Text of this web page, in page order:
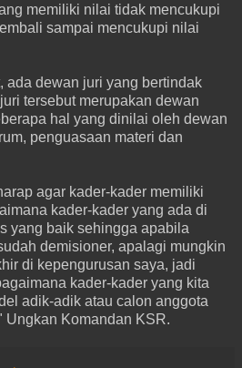
memiliki nilai tidak mencukupi
sampai mencukupi nilai
ada dewan juri yang bertindak
tersebut merupakan dewan
hal yang dinilai oleh dewan
penguasaan materi dan
agar kader-kader memiliki
kader-kader yang ada di
yang baik sehingga apabila
demisioner, apalagi mungkin
di kepengurusan saya, jadi
kader-kader yang kita
adik-adik atau calon anggota
Ungkan Komandan KSR.